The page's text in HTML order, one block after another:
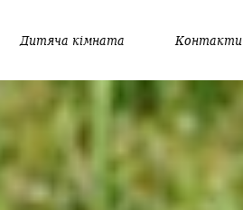
Дитяча кімната Контакти